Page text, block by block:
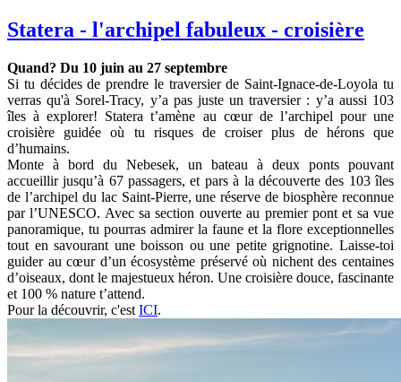
Statera - l'archipel fabuleux - croisière
Quand? Du 10 juin au 27 septembre
Si tu décides de prendre le traversier de Saint-Ignace-de-Loyola tu
verras qu'à Sorel-Tracy, y’a pas juste un traversier : y’a aussi 103
îles à explorer! Statera t’amène au cœur de l’archipel pour une
croisière guidée où tu risques de croiser plus de hérons que
d’humains.
Monte à bord du Nebesek, un bateau à deux ponts pouvant
accueillir jusqu’à 67 passagers, et pars à la découverte des 103 îles
de l’archipel du lac Saint-Pierre, une réserve de biosphère reconnue
par l’UNESCO. Avec sa section ouverte au premier pont et sa vue
panoramique, tu pourras admirer la faune et la flore exceptionnelles
tout en savourant une boisson ou une petite grignotine. Laisse-toi
guider au cœur d’un écosystème préservé où nichent des centaines
d’oiseaux, dont le majestueux héron. Une croisière douce, fascinante
et 100 % nature t’attend.
Pour la découvrir, c'est ICI.